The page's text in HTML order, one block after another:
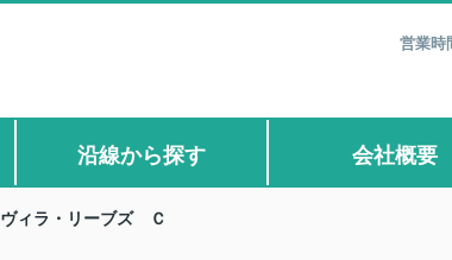
営業
沿線から探す 会社概要
ヴィラ・リーブズ Ｃ